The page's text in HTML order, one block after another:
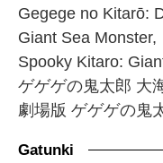
Gegege no Kitarō:
Giant Sea Monster,
Spooky Kitaro:
ゲゲゲの鬼太郎 大
劇場版 ゲゲゲの
Gatunki